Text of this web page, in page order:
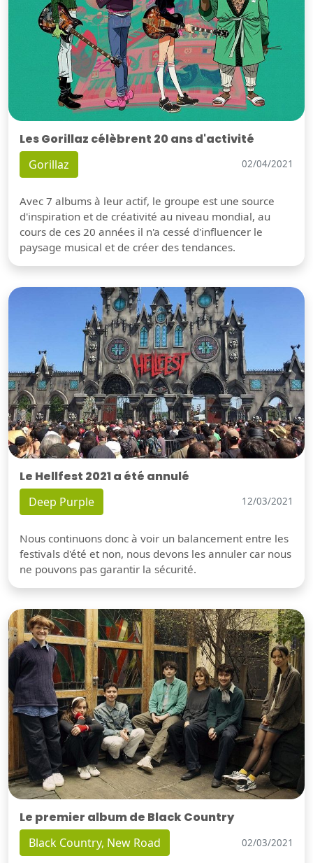
Les Gorillaz célèbrent 20 ans d'activité
Gorillaz 02/04/2021
Avec 7 albums à leur actif, le groupe est une source
d'inspiration et de créativité au niveau mondial, au
cours de ces 20 années il n'a cessé d'influencer le
paysage musical et de créer des tendances.
Le Hellfest 2021 a été annulé
Deep Purple 12/03/2021
Nous continuons donc à voir un balancement entre les
festivals d'été et non, nous devons les annuler car nous
ne pouvons pas garantir la sécurité.
Le premier album de Black Country
Black Country, New Road 02/03/2021